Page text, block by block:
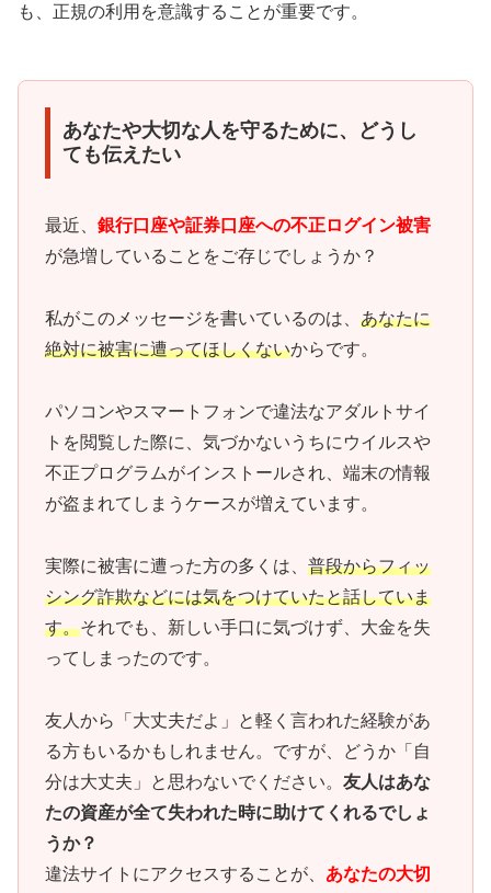
も、正規の利用を意識することが重要です。
あなたや大切な人を守るために、どうし
ても伝えたい
最近、 銀行口座や証券口座への不正ログイン被害
が急増していることをご存じでしょうか？
私がこのメッセージを書いているのは、 あなたに
絶対に被害に遭ってほしくないからです。
パソコンやスマートフォンで違法なアダルトサイ
トを閲覧した際に、気づかないうちにウイルスや
不正プログラムがインストールされ、端末の情報
が盗まれてしまうケースが増えています。
実際に被害に遭った方の多くは、 普段からフィッ
シング詐欺などには気をつけていたと話していま
す。それでも、新しい手口に気づけず、大金を失
ってしまったのです。
友人から「大丈夫だよ」と軽く言われた経験があ
る方もいるかもしれません。ですが、どうか「自
分は大丈夫」と思わないでください。 友人はあな
たの資産が全て失われた時に助けてくれるでしょ
うか？
違法サイトにアクセスすることが、 あなたの大切